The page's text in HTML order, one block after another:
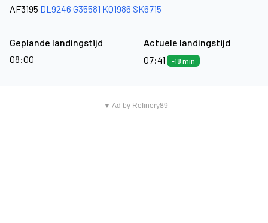
AF3195 DL9246 G35581 KQ1986 SK6715
Geplande landingstijd
08:00
Actuele landingstijd
07:41
-18 min
▼ Ad by Refinery89